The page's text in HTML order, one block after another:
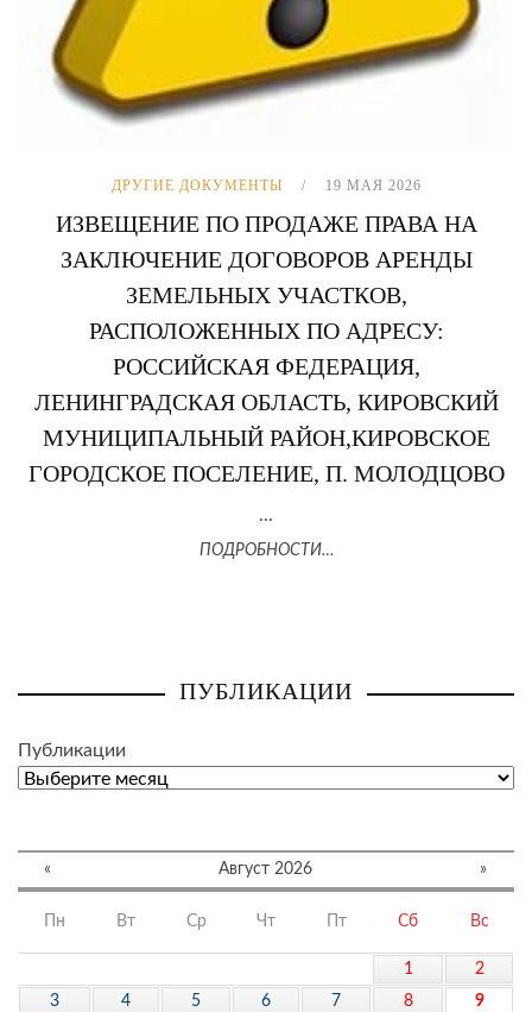
ДРУГИЕ ДОКУМЕНТЫ 19 МАЯ 2026
ИЗВЕЩЕНИЕ ПО ПРОДАЖЕ ПРАВА НА
ЗАКЛЮЧЕНИЕ ДОГОВОРОВ АРЕНДЫ
ЗЕМЕЛЬНЫХ УЧАСТКОВ,
РАСПОЛОЖЕННЫХ ПО АДРЕСУ:
РОССИЙСКАЯ ФЕДЕРАЦИЯ,
ЛЕНИНГРАДСКАЯ ОБЛАСТЬ, КИРОВСКИЙ
МУНИЦИПАЛЬНЫЙ РАЙОН,КИРОВСКОЕ
ГОРОДСКОЕ ПОСЕЛЕНИЕ, П. МОЛОДЦОВО
...
ПОДРОБНОСТИ…
ПУБЛИКАЦИИ
Публикации
« Август 2026 »
Пн Вт Ср Чт Пт Сб Вс
1
2
3
4 5 6 7 8
9